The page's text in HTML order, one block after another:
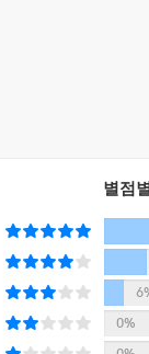
람은 주말이면 자
점을 두는 사람이
저자에 따르면 휴
공부를 하고, 발레
움』을 통해 당신
계를 만드는 휴식이자
아하는 것을 발견하
별점
0%